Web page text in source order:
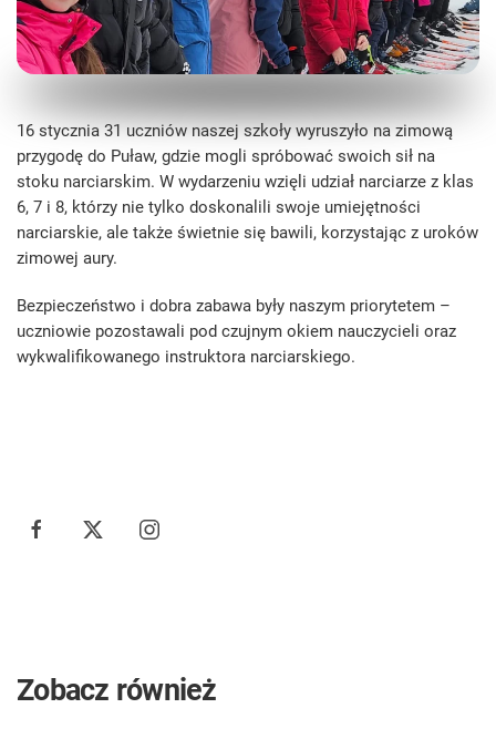
16 stycznia 31 uczniów naszej szkoły wyruszyło na zimową
przygodę do Puław, gdzie mogli spróbować swoich sił na
stoku narciarskim. W wydarzeniu wzięli udział narciarze z klas
6, 7 i 8, którzy nie tylko doskonalili swoje umiejętności
narciarskie, ale także świetnie się bawili, korzystając z uroków
zimowej aury.
Bezpieczeństwo i dobra zabawa były naszym priorytetem –
uczniowie pozostawali pod czujnym okiem nauczycieli oraz
wykwalifikowanego instruktora narciarskiego.
Zobacz również